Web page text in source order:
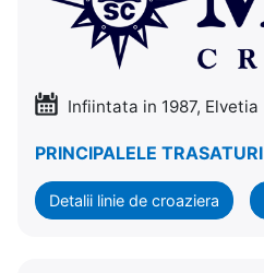
Infiintata in 1987, Elvetia
PRINCIPALELE TRASATURI
Detalii linie de croaziera